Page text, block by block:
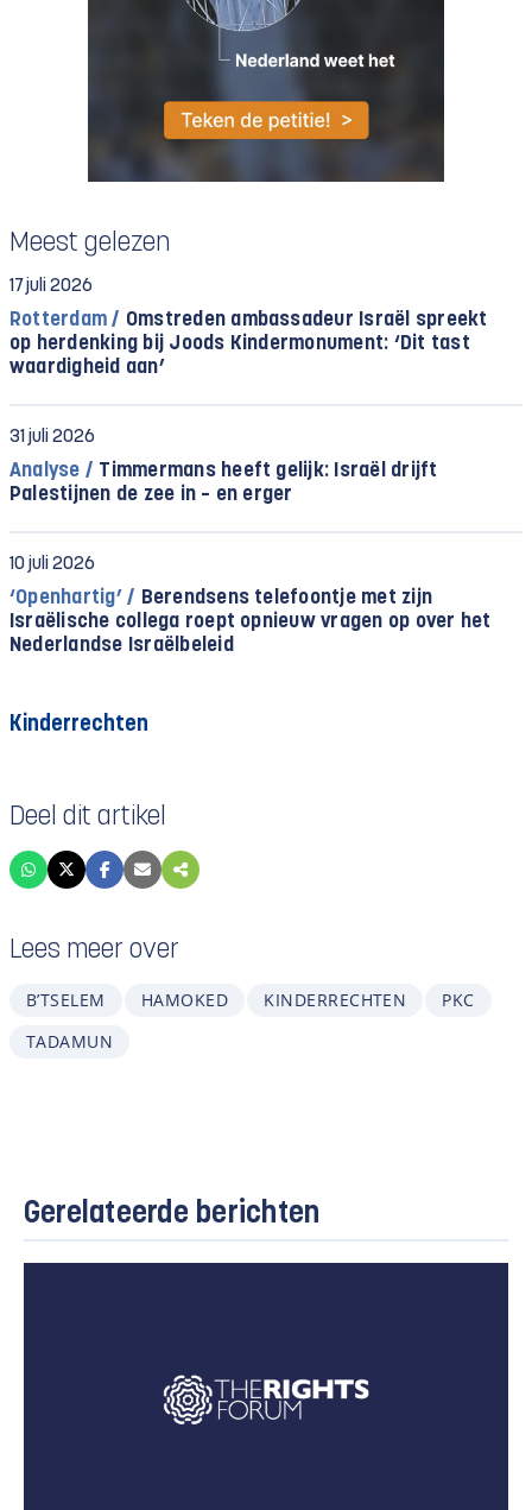
Meest gelezen
17 juli 2026
Rotterdam / Omstreden ambassadeur Israël spreekt
op herdenking bij Joods Kindermonument: ‘Dit tast
waardigheid aan’
31 juli 2026
Analyse / Timmermans heeft gelijk: Israël drijft
Palestijnen de zee in – en erger
10 juli 2026
‘Openhartig’ / Berendsens telefoontje met zijn
Israëlische collega roept opnieuw vragen op over het
Nederlandse Israëlbeleid
Kinderrechten
Deel dit artikel
Lees meer over
B’TSELEM HAMOKED KINDERRECHTEN
PKC
TADAMUN
Gerelateerde berichten